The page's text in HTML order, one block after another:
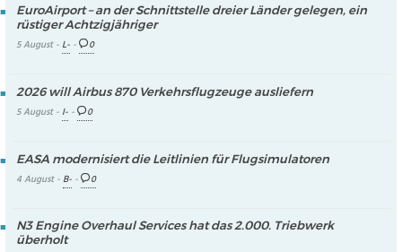
EuroAirport – an der Schnittstelle dreier Länder gelegen, ein
rüstiger Achtzigjähriger
5 August - L-- 0
2026 will Airbus 870 Verkehrsflugzeuge ausliefern
5 August - I-- 0
EASA modernisiert die Leitlinien für Flugsimulatoren
4 August - B-- 0
N3 Engine Overhaul Services hat das 2.000. Triebwerk
überholt